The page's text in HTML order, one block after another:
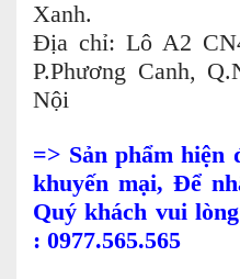
Xanh.
Địa chỉ: Lô A2
P.Phương Canh,
Nội
=> Sản phẩm hiện
khuyến mại, Để
Quý khách vui
: 0977.565.565